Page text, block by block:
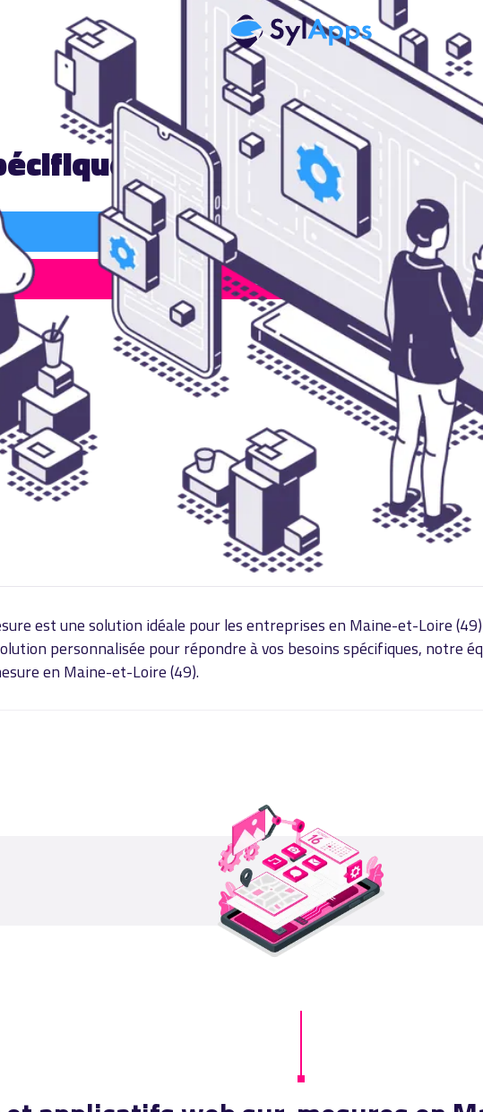
& sur-mesure Maine-
Rappel Gratuit
05 82 95 50 15
est une solution idéale pour les entreprises en Maine-et-Loire
personnalisée pour répondre à vos besoins spécifiques, notre
en Maine-et-Loire (49).